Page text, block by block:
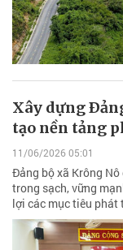
Xây dựng
tạo nền tảng
11/06/2026 05:01
Đảng bộ xã Krông
trong sạch, vững
lợi các mục tiêu phát